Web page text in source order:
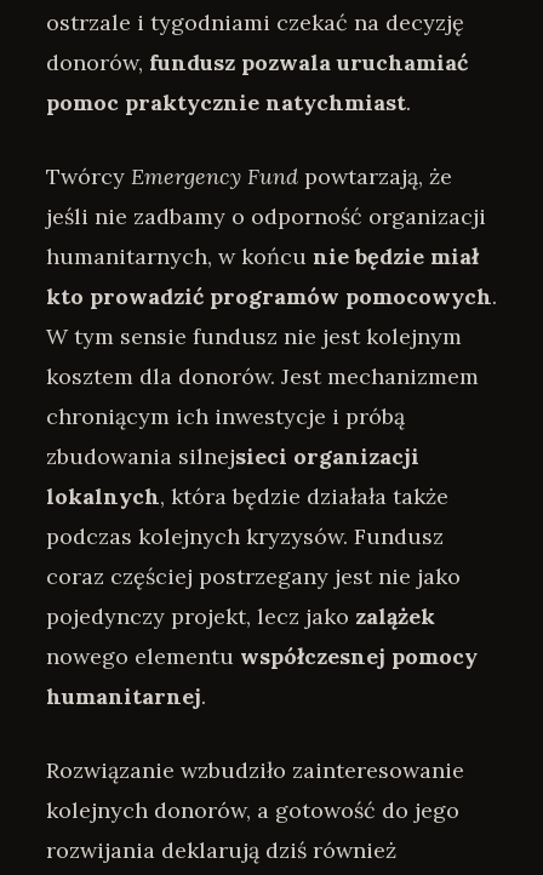
ostrzale i tygodniami czekać na decyzję
donorów, fundusz pozwala uruchamiać
pomoc praktycznie natychmiast.
Twórcy Emergency Fund powtarzają, że
jeśli nie zadbamy o odporność organizacji
humanitarnych, w końcu nie będzie miał
kto prowadzić programów pomocowych.
W tym sensie fundusz nie jest kolejnym
kosztem dla donorów. Jest mechanizmem
chroniącym ich inwestycje i próbą
zbudowania silnejsieci organizacji
lokalnych, która będzie działała także
podczas kolejnych kryzysów. Fundusz
coraz częściej postrzegany jest nie jako
pojedynczy projekt, lecz jako zalążek
nowego elementu współczesnej pomocy
humanitarnej.
Rozwiązanie wzbudziło zainteresowanie
kolejnych donorów, a gotowość do jego
rozwijania deklarują dziś również